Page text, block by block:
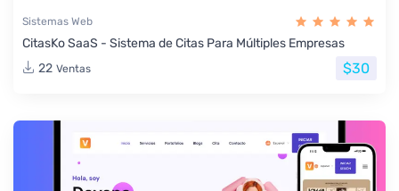
Sistemas Web
CitasKo SaaS - Sistema de Citas Para Múltiples Empresas
22 Ventas $30